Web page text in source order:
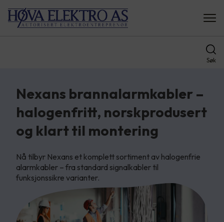
Søk
Nexans brannalarmkabler –
halogenfritt, norskprodusert
og klart til montering
Nå tilbyr Nexans et komplett sortiment av halogenfrie
alarmkabler – fra standard signalkabler til
funksjonssikre varianter.